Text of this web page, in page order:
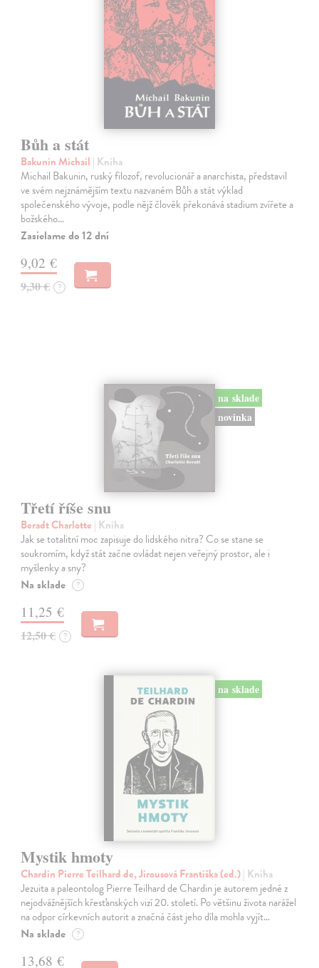
Bůh a stát
Bakunin Michail | Kniha
Michail Bakunin, ruský filozof, revolucionář a anarchista, představil
ve svém nejznámějším textu nazvaném Bůh a stát výklad
společenského vývoje, podle nějž člověk překonává stadium zvířete a
božského…
Zasielame do 12 dní
9,02 €
9,30 € ?
na sklade
novinka
Třetí říše snu
Beradt Charlotte | Kniha
Jak se totalitní moc zapisuje do lidského nitra? Co se stane se
soukromím, když stát začne ovládat nejen veřejný prostor, ale i
myšlenky a sny?
Na sklade ?
11,25 €
12,50 € ?
na sklade
Mystik hmoty
Chardin Pierre Teilhard de, Jirousová Františka (ed.)| Kniha
Jezuita a paleontolog Pierre Teilhard de Chardin je autorem jedné z
nejodvážnějších křesťanských vizí 20. století. Po většinu života narážel
na odpor církevních autorit a značná část jeho díla mohla vyjít…
Na sklade ?
13,68 €